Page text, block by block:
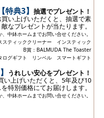
【特典3】
抽選でプレゼント！
い上げいただくと、抽選で素
敵なプレゼントが当たります。
中鉢ホームまでお問い合せください。
スティッククリーナー インスティック
B賞：BALMUDA The Toaster
ログギフト リンベル スマートギフト
うれしい安心をプレゼント！
い上げいただくと、5年及び10
特別価格にてお届けします。
中鉢ホームまでお問い合せください。